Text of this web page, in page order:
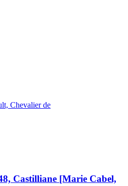
Chevalier de
Castilliane [Marie Cabel,